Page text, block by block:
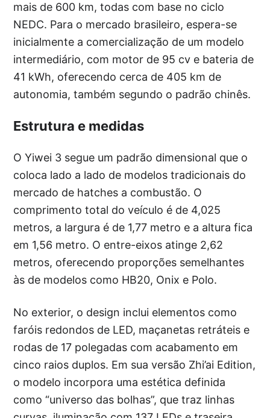
mais de 600 km, todas com base no ciclo
NEDC. Para o mercado brasileiro, espera-se
inicialmente a comercialização de um modelo
intermediário, com motor de 95 cv e bateria de
41 kWh, oferecendo cerca de 405 km de
autonomia, também segundo o padrão chinês.
Estrutura e medidas
O Yiwei 3 segue um padrão dimensional que o
coloca lado a lado de modelos tradicionais do
mercado de hatches a combustão. O
comprimento total do veículo é de 4,025
metros, a largura é de 1,77 metro e a altura fica
em 1,56 metro. O entre-eixos atinge 2,62
metros, oferecendo proporções semelhantes
às de modelos como HB20, Onix e Polo.
No exterior, o design inclui elementos como
faróis redondos de LED, maçanetas retráteis e
rodas de 17 polegadas com acabamento em
cinco raios duplos. Em sua versão Zhi’ai Edition,
o modelo incorpora uma estética definida
como “universo das bolhas”, que traz linhas